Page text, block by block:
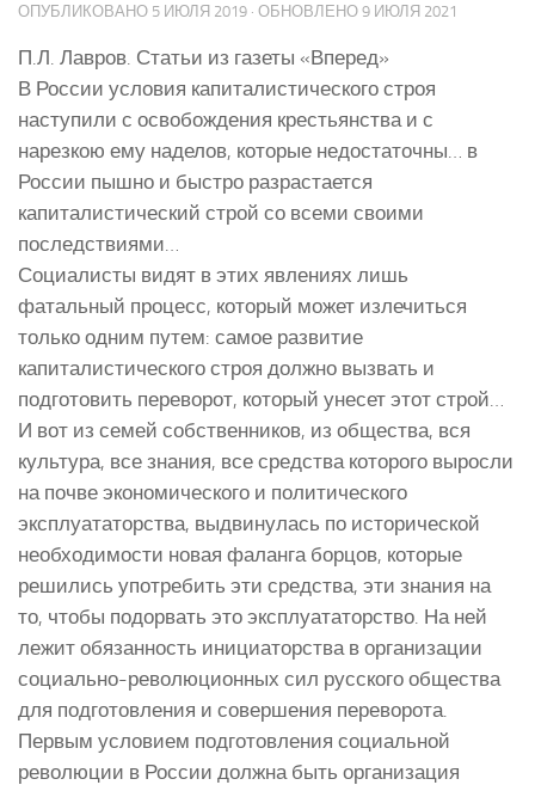
ОПУБЛИКОВАНО 5 ИЮЛЯ 2019 · ОБНОВЛЕНО 9 ИЮЛЯ 2021
П.Л. Лавров. Статьи из газеты «Вперед»
В России условия капиталистического строя
наступили с освобождения крестьянства и с
нарезкою ему наделов, которые недостаточны… в
России пышно и быстро разрастается
капиталистический строй со всеми своими
последствиями…
Социалисты видят в этих явлениях лишь
фатальный процесс, который может излечиться
только одним путем: самое развитие
капиталистического строя должно вызвать и
подготовить переворот, который унесет этот строй…
И вот из семей собственников, из общества, вся
культура, все знания, все средства которого выросли
на почве экономического и политического
эксплуататорства, выдвинулась по исторической
необходимости новая фаланга борцов, которые
решились употребить эти средства, эти знания на
то, чтобы подорвать это эксплуататорство. На ней
лежит обязанность инициаторства в организации
социально-революционных сил русского общества
для подготовления и совершения переворота.
Первым условием подготовления социальной
революции в России должна быть организация